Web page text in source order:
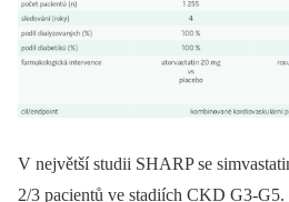
V největší studii SHARP se
2/3 pacientů ve stadiích CKD G3-